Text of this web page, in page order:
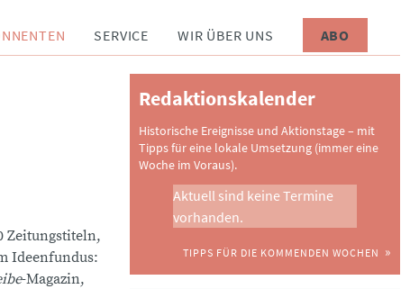
SERVICE WIR ÜBER UNS ABO
Zeitungstiteln,
Ideenfundus:
-Magazin,
Redaktionskalender
Historische Ereignisse und Aktionstage – mit
Tipps für eine lokale Umsetzung (immer eine
Woche im Voraus).
Aktuell sind keine Termine
vorhanden.
TIPPS FÜR DIE KOMMENDEN WOCHEN